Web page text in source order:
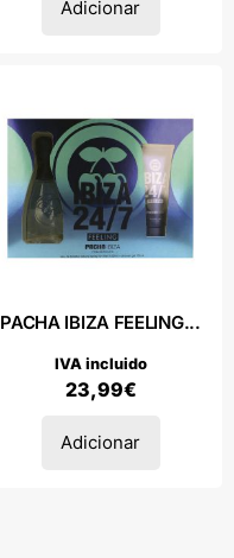
Adicionar
PACHA IBIZA FEELING...
23,99€
IVA incluido
Adicionar